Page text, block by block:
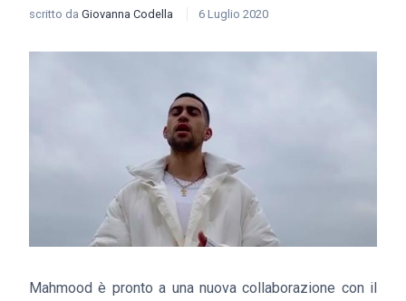
scritto da Giovanna Codella 6 Luglio 2020
Mahmood è pronto a una nuova collaborazione con il